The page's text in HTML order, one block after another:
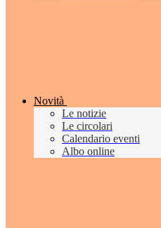
Novità
Le notizie
Le circolari
Calendario eventi
Albo online